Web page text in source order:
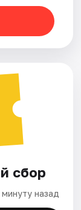
сбор
назад